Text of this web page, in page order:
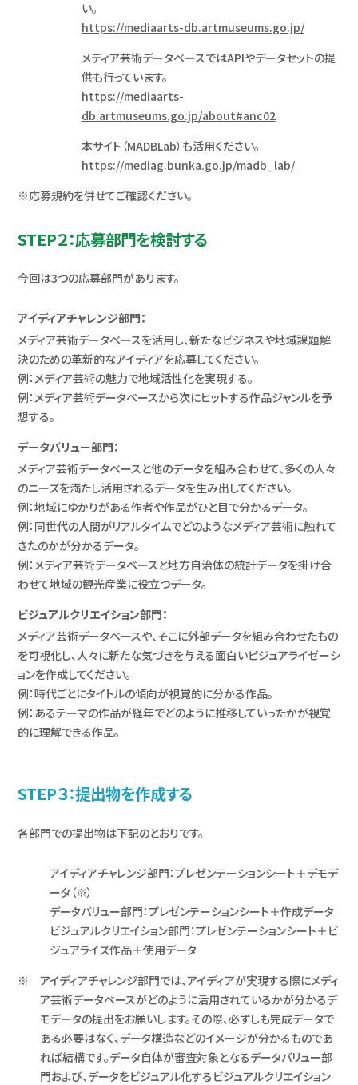
い。
https://mediaarts-db.artmuseums.go.jp/
メディア芸術データベースではAPIやデータセットの提
供も行っています。
https://mediaarts-
db.artmuseums.go.jp/about#anc02
本サイト（MADBLab）も活用ください。
https://mediag.bunka.go.jp/madb_lab/
※応募規約を併せてご確認ください。
STEP２：応募部門を検討する
今回は3つの応募部門があります。
アイディアチャレンジ部門：
メディア芸術データベースを活用し、新たなビジネスや地域課題解
決のための革新的なアイディアを応募してください。
例：メディア芸術の魅力で地域活性化を実現する。
例：メディア芸術データベースから次にヒットする作品ジャンルを予
想する。
データバリュー部門：
メディア芸術データベースと他のデータを組み合わせて、多くの人々
のニーズを満たし活用されるデータを生み出してください。
例：地域にゆかりがある作者や作品がひと目で分かるデータ。
例：同世代の人間がリアルタイムでどのようなメディア芸術に触れて
きたのかが分かるデータ。
例：メディア芸術データベースと地方自治体の統計データを掛け合
わせて地域の観光産業に役立つデータ。
ビジュアルクリエイション部門：
メディア芸術データベースや、そこに外部データを組み合わせたもの
を可視化し、人々に新たな気づきを与える面白いビジュアライゼーシ
ョンを作成してください。
例：時代ごとにタイトルの傾向が視覚的に分かる作品。
例：あるテーマの作品が経年でどのように推移していったかが視覚
的に理解できる作品。
STEP３：提出物を作成する
各部門での提出物は下記のとおりです。
アイディアチャレンジ部門：プレゼンテーションシート＋デモデ
ータ（※）
データバリュー部門：プレゼンテーションシート＋作成データ
ビジュアルクリエイション部門：プレゼンテーションシート＋ビ
ジュアライズ作品＋使用データ
アイディアチャレンジ部門では、アイディアが実現する際にメディ
ア芸術データベースがどのように活用されているかが分かるデ
モデータの提出をお願いします。その際、必ずしも完成データで
ある必要はなく、データ構造などのイメージが分かるものであ
れば結構です。データ自体が審査対象となるデータバリュー部
門および、データをビジュアル化するビジュアルクリエイション